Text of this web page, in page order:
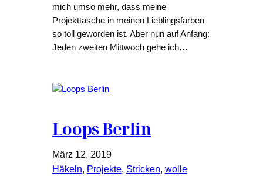
mich umso mehr, dass meine
Projekttasche in meinen Lieblingsfarben
so toll geworden ist. Aber nun auf Anfang:
Jeden zweiten Mittwoch gehe ich…
Loops Berlin
März 12, 2019
Häkeln, Projekte, Stricken, wolle